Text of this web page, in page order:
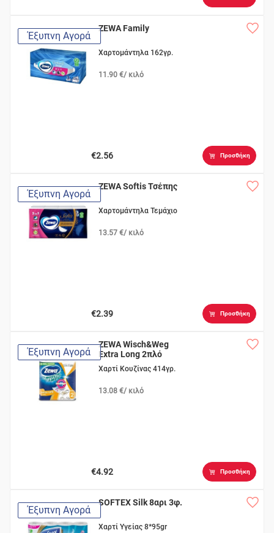
Έξυπνη Αγορά
ZEWA Family
Χαρτομάντηλα 162γρ.
11.90 €/ κιλό
€2.56 Προσθήκη
Έξυπνη Αγορά
ZEWA Softis Τσέπης
Χαρτομάντηλα Τεμάχιο
13.57 €/ κιλό
€2.39 Προσθήκη
Έξυπνη Αγορά
ZEWA Wisch&Weg
Extra Long 2πλό
Χαρτί Κουζίνας 414γρ.
13.08 €/ κιλό
€4.92 Προσθήκη
Έξυπνη Αγορά
SOFTEX Silk 8αρι 3φ.
Χαρτί Υγείας 8*95gr